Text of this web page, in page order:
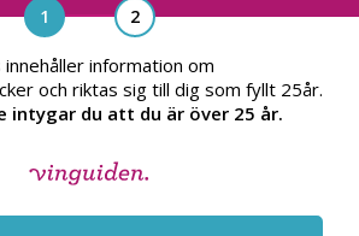
Vinguiden Nordic AB
4A, 111 48, Stockholm
info@vinguiden.com
information om
och riktas sig till dig som fyllt 25år.
intygar du att du är över 25 år.